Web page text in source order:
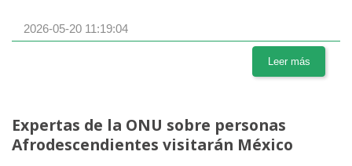
2026-05-20 11:19:04
Leer más
Expertas de la ONU sobre personas
Afrodescendientes visitarán México